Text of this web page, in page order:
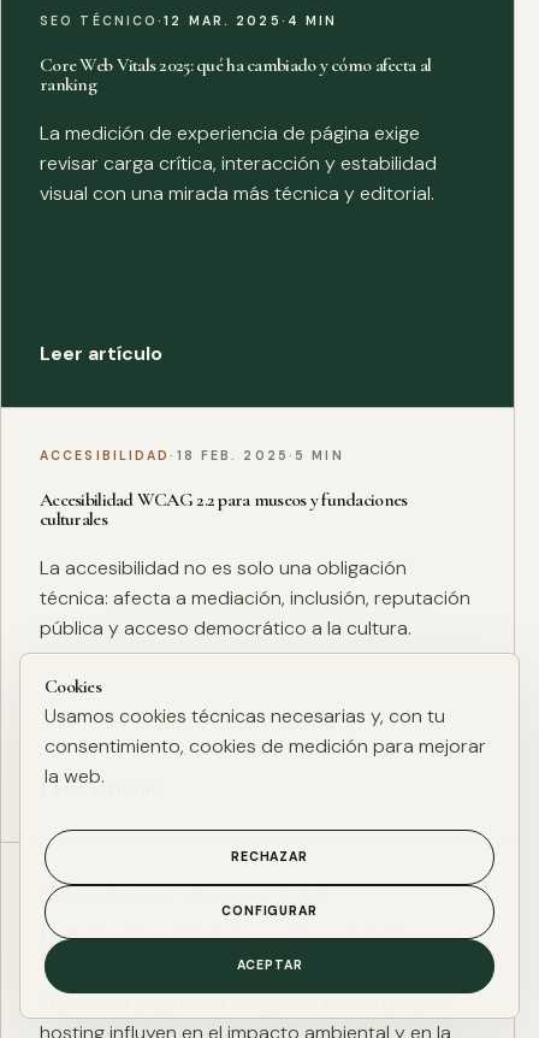
SEO TÉCNICO·12 MAR. 2025 · 4 MIN
Core Web Vitals 2025: qué ha cambiado y cómo afecta al
ranking
La medición de experiencia de página exige
revisar carga crítica, interacción y estabilidad
visual con una mirada más técnica y editorial.
Leer artículo
ACCESIBILIDAD · 18 FEB. 2025 · 5 MIN
Accesibilidad WCAG 2.2 para museos y fundaciones
culturales
La accesibilidad no es solo una obligación
técnica: afecta a mediación, inclusión, reputación
pública y acceso democrático a la cultura.
Leer artículo
ESG DIGITAL·27 ENE. 2025·4 MIN
Huella de carbono digital: cómo medir y reducir el impacto
ESG de una web
El peso de página, las imágenes, los scripts y el
hosting influyen en el impacto ambiental y en la
Cookies
Usamos cookies técnicas necesarias y, con tu
consentimiento, cookies de medición para mejorar
la web.
RECHAZAR
CONFIGURAR
ACEPTAR